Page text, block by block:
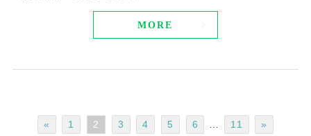
MORE
« 1 2 3 4 5 6 … 11 »